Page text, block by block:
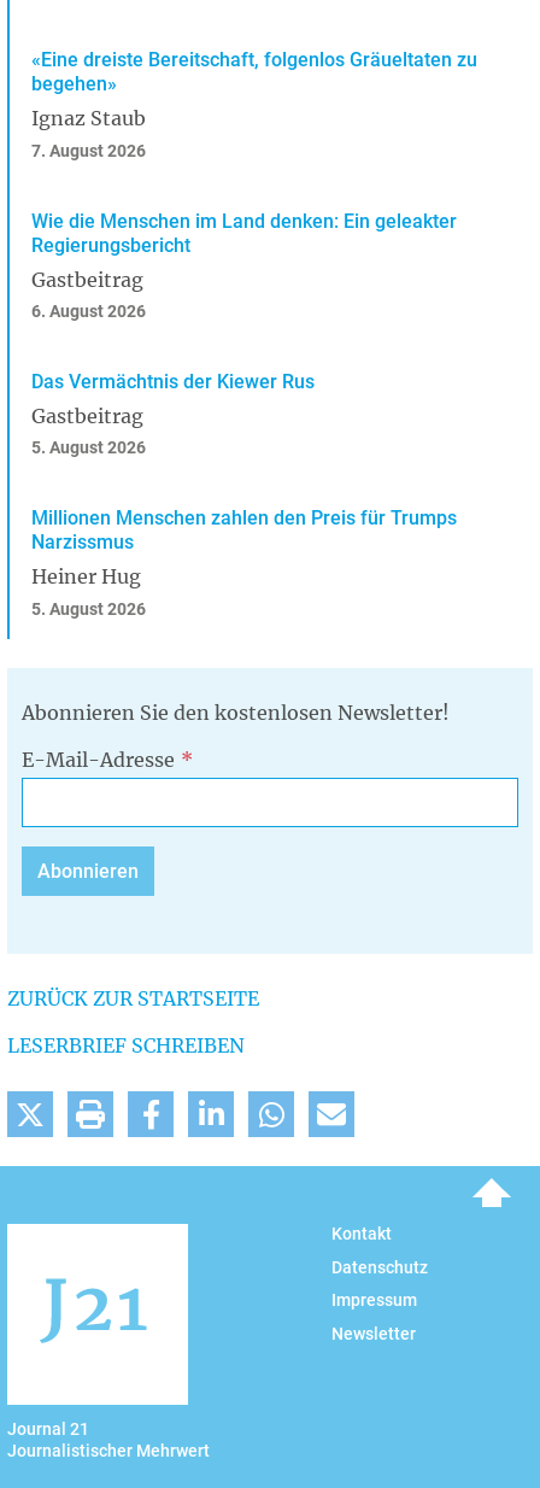
«Eine dreiste Bereitschaft, folgenlos Gräueltaten zu
begehen»
Ignaz Staub
7. August 2026
Wie die Menschen im Land denken: Ein geleakter
Regierungsbericht
Gastbeitrag
6. August 2026
Das Vermächtnis der Kiewer Rus
Gastbeitrag
5. August 2026
Millionen Menschen zahlen den Preis für Trumps
Narzissmus
Heiner Hug
5. August 2026
Abonnieren Sie den kostenlosen Newsletter!
E-Mail-Adresse
ZURÜCK ZUR STARTSEITE
LESERBRIEF SCHREIBEN
Journal 21
Journalistischer Mehrwert
Kontakt
Datenschutz
Impressum
Newsletter